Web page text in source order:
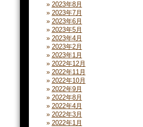
2023年8月
2023年7月
2023年6月
2023年5月
2023年4月
2023年2月
2023年1月
2022年12月
2022年11月
2022年10月
2022年9月
2022年8月
2022年4月
2022年3月
2022年1月